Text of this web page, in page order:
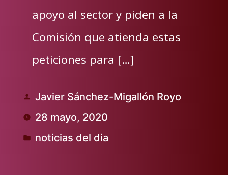
apoyo al sector y piden a la
Comisión que atienda estas
peticiones para […]
Publicado
por
Javier Sánchez-Migallón Royo
28 mayo, 2020
Publicado
noticias del dia